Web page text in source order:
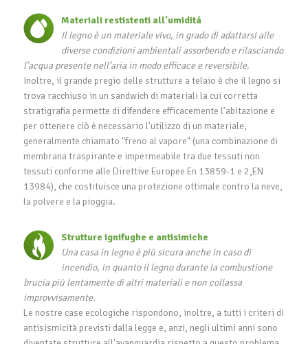
Materiali restistenti all'umiditá
Il legno è un materiale vivo, in grado di adattarsi alle
diverse condizioni ambientali assorbendo e rilasciando
l’acqua presente nell’aria in modo efficace e reversibile.
Inoltre, il grande pregio delle strutture a telaio è che il legno si
trova racchiuso in un sandwich di materiali la cui corretta
stratigrafia permette di difendere efficacemente l’abitazione e
per ottenere ciò è necessario l'utilizzo di un materiale,
generalmente chiamato "freno al vapore" (una combinazione di
membrana traspirante e impermeabile tra due tessuti non
tessuti conforme alle Direttive Europee En 13859-1 e 2,EN
13984), che costituisce una protezione ottimale contro la neve,
la polvere e la pioggia.
Strutture ignifughe e antisimiche
Una casa in legno è più sicura anche in caso di
incendio, in quanto il legno durante la combustione
brucia più lentamente di altri materiali e non collassa
improvvisamente.
Le nostre case ecologiche rispondono, inoltre, a tutti i criteri di
antisismicità previsti dalla legge e, anzi, negli ultimi anni sono